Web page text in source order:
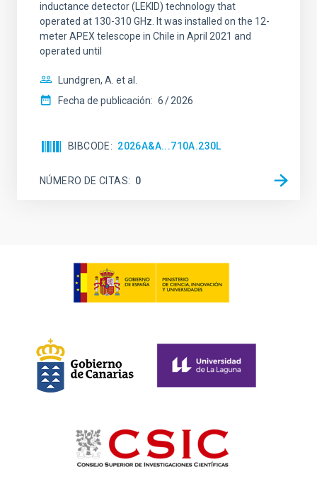
inductance detector (LEKID) technology that
operated at 130-310 GHz. It was installed on the 12-
meter APEX telescope in Chile in April 2021 and
operated until
Lundgren, A. et al.
Fecha de publicación: 6 2026
BIBCODE 2026A&A...710A.230L
NÚMERO DE CITAS 0